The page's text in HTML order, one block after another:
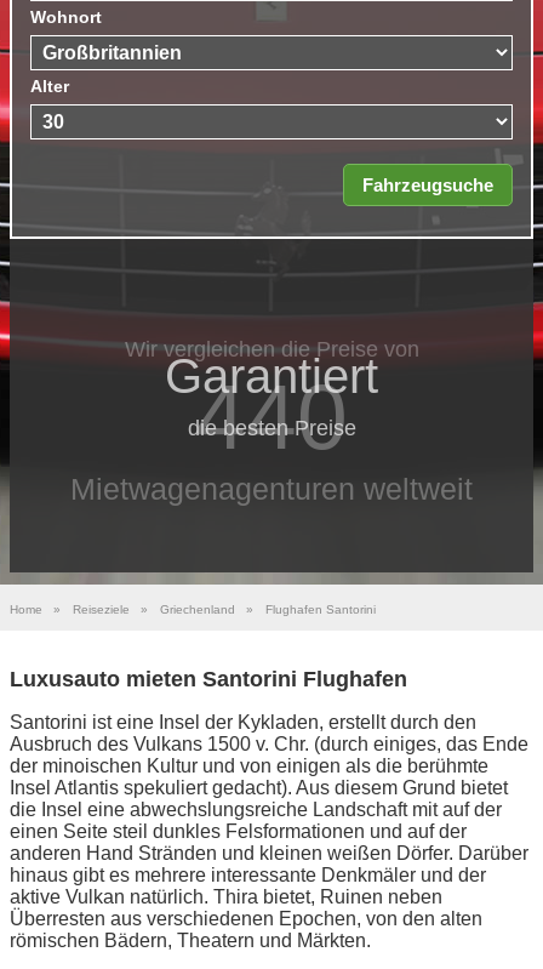
Wohnort
Alter
Wir vergleichen die Preise von
440
Mietwagenagenturen weltweit
Garantiert
die besten Preise
Home » Reiseziele » Griechenland » Flughafen Santorini
Luxusauto mieten Santorini Flughafen
Santorini ist eine Insel der Kykladen, erstellt durch den
Ausbruch des Vulkans 1500 v. Chr. (durch einiges, das Ende
der minoischen Kultur und von einigen als die berühmte
Insel Atlantis spekuliert gedacht). Aus diesem Grund bietet
die Insel eine abwechslungsreiche Landschaft mit auf der
einen Seite steil dunkles Felsformationen und auf der
anderen Hand Stränden und kleinen weißen Dörfer. Darüber
hinaus gibt es mehrere interessante Denkmäler und der
aktive Vulkan natürlich. Thira bietet, Ruinen neben
Überresten aus verschiedenen Epochen, von den alten
römischen Bädern, Theatern und Märkten.